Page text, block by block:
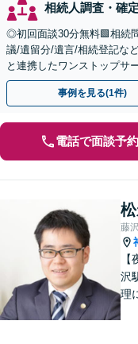
相続人調査・確定
◎初回面談30分無料🟩相続
議/遺留分/遺言/相続登記な
と連携したワンストップサ
い・分割払い可】
事例を見る(1件)
電話で面談予約
藤
沢
理